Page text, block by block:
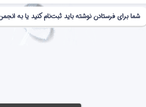
شما برای فرستادن نوشته باید ثبت‌نام کنید یا به